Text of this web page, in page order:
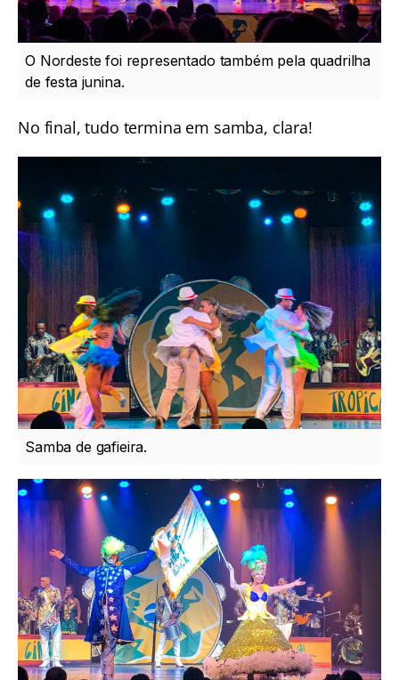
O Nordeste foi representado também pela quadrilha
de festa junina.
No final, tudo termina em samba, clara!
Samba de gafieira.